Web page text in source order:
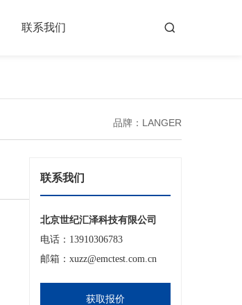
联系我们
品牌：LANGER
联系我们
北京世纪汇泽科技有限公司
电话：13910306783
邮箱：xuzz@emctest.com.cn
获取报价